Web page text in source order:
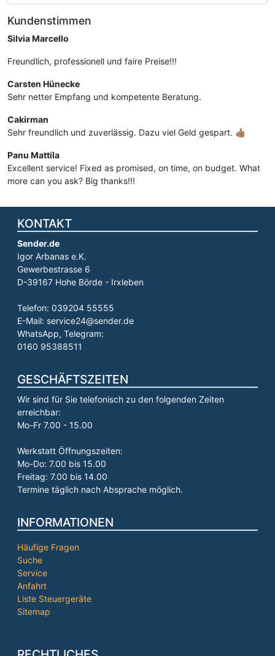
Kundenstimmen
Silvia Marcello
Freundlich, professionell und faire Preise!!!
Carsten Hünecke
Sehr netter Empfang und kompetente Beratung.
Cakirman
Sehr freundlich und zuverlässig. Dazu viel Geld gespart. 👍🏽
Panu Mattila
Excellent service! Fixed as promised, on time, on budget. What
more can you ask? Big thanks!!!
KONTAKT
Sender.de
Igor Arbanas e.K.
Gewerbestrasse 6
D-39167 Hohe Börde - Irxleben
Telefon: 039204 55555
E-Mail: service24@sender.de
WhatsApp, Telegram:
0160 95388511
GESCHÄFTSZEITEN
Wir sind für Sie telefonisch zu den folgenden Zeiten
erreichbar:
Mo-Fr 7.00 - 15.00
Werkstatt Öffnungszeiten:
Mo-Do: 7.00 bis 15.00
Freitag: 7.00 bis 14.00
Termine täglich nach Absprache möglich.
INFORMATIONEN
Häufige Fragen
Suche
Service
Anfahrt
Liste Steuergeräte
Sitemap